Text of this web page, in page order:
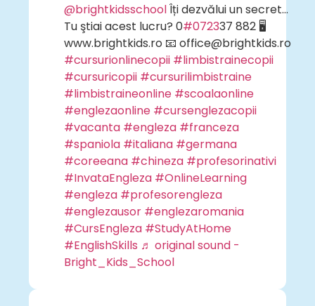
@brightkidsschoolÎți dezvălui un secret…
Tu ştiai acest lucru? 0#072337 882 🖥
www.brightkids.ro 📧 office@brightkids.ro
#cursurionlinecopii #limbistrainecopii
#cursuricopii #cursurilimbistraine
#limbistraineonline #scoalaonline
#englezaonline #cursenglezacopii
#vacanta #engleza #franceza
#spaniola #italiana #germana
#coreeana #chineza #profesorinativi
#InvataEngleza #OnlineLearning
#engleza #profesorengleza
#englezausor #englezaromania
#CursEngleza #StudyAtHome
#EnglishSkills ♬ original sound -
Bright_Kids_School